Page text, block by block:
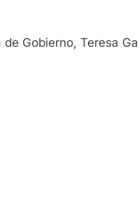
Gobierno, Teresa